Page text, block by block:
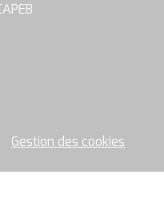
Gestion des cookies